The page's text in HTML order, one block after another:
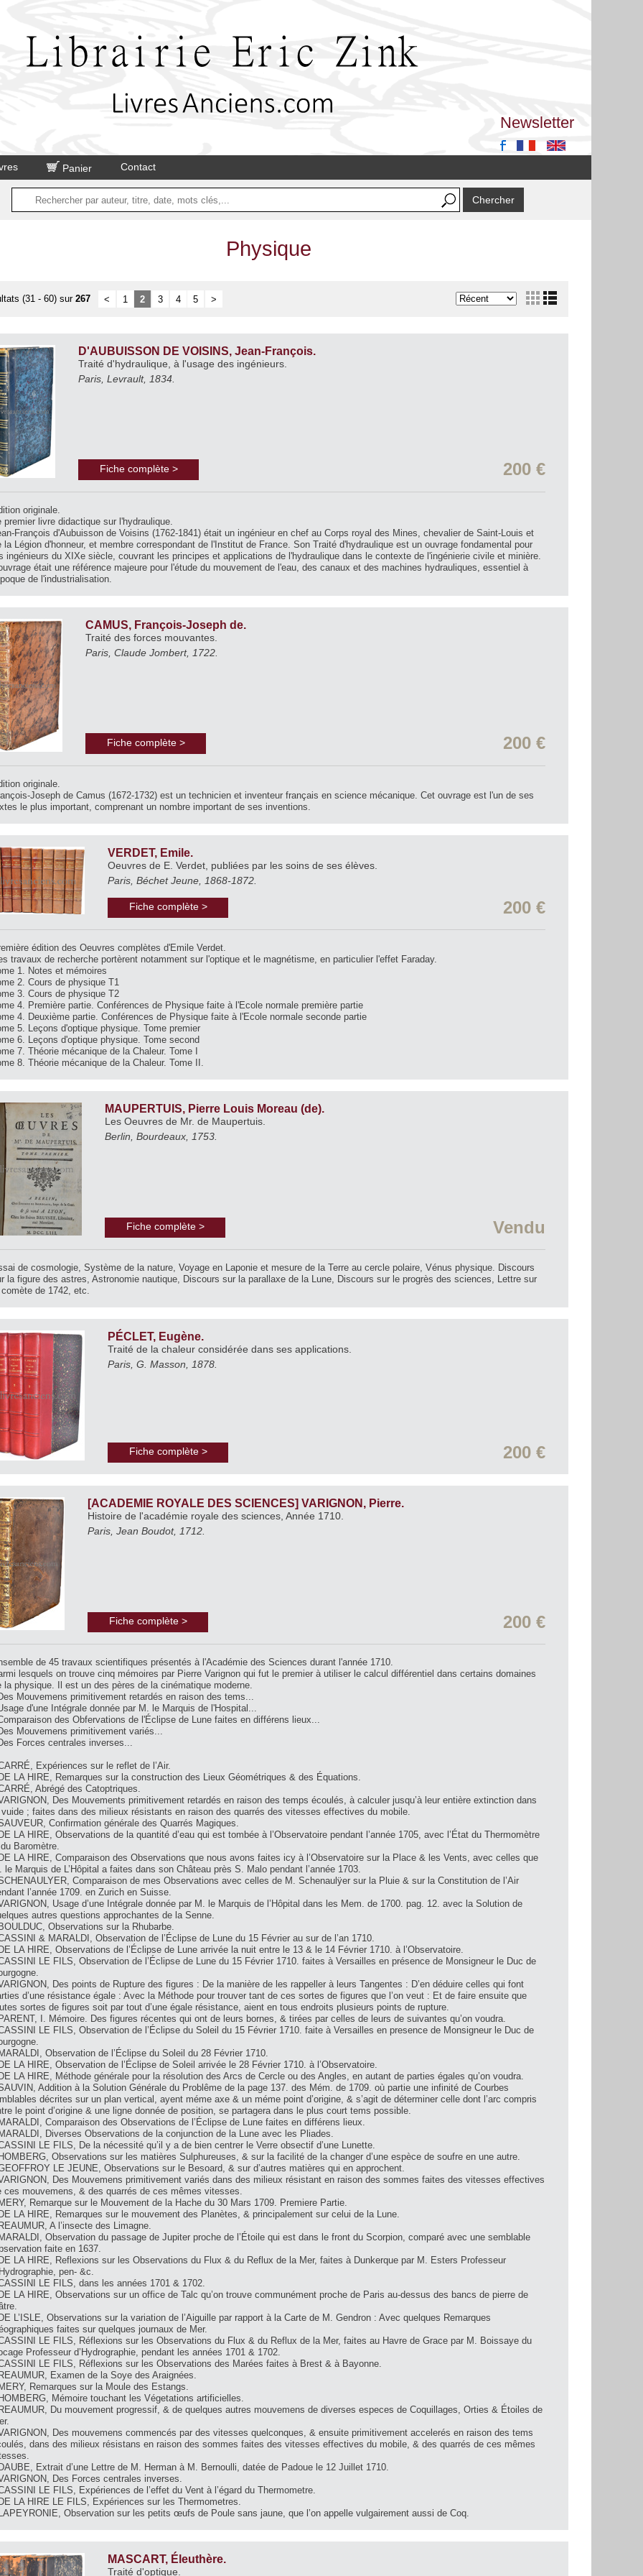
Newsletter
Panier Contact
Physique
(31 - 60) sur 267 < 1 2 3 4 5 >
D'AUBUISSON DE VOISINS, Jean-François.
Traité d'hydraulique, à l'usage des ingénieurs.
Paris, Levrault, 1834.
Fiche complète > 200 €
originale.
premier livre didactique sur l'hydraulique.
François d'Aubuisson de Voisins (1762-1841) était un ingénieur en chef au Corps royal des Mines, chevalier de Saint-Louis et
la Légion d'honneur, et membre correspondant de l'Institut de France. Son Traité d'hydraulique est un ouvrage fondamental pour
ingénieurs du XIXe siècle, couvrant les principes et applications de l'hydraulique dans le contexte de l'ingénierie civile et minière.
était une référence majeure pour l'étude du mouvement de l'eau, des canaux et des machines hydrauliques, essentiel à
de l'industrialisation.
CAMUS, François-Joseph de.
Traité des forces mouvantes.
Paris, Claude Jombert, 1722.
Fiche complète > 200 €
originale.
Joseph de Camus (1672-1732) est un technicien et inventeur français en science mécanique. Cet ouvrage est l'un de ses
le plus important, comprenant un nombre important de ses inventions.
VERDET, Emile.
Oeuvres de E. Verdet, publiées par les soins de ses élèves.
Paris, Béchet Jeune, 1868-1872.
Fiche complète > 200 €
édition des Oeuvres complètes d'Emile Verdet.
travaux de recherche portèrent notamment sur l'optique et le magnétisme, en particulier l'effet Faraday.
1. Notes et mémoires
2. Cours de physique T1
3. Cours de physique T2
4. Première partie. Conférences de Physique faite à l'Ecole normale première partie
4. Deuxième partie. Conférences de Physique faite à l'Ecole normale seconde partie
5. Leçons d'optique physique. Tome premier
6. Leçons d'optique physique. Tome second
7. Théorie mécanique de la Chaleur. Tome I
8. Théorie mécanique de la Chaleur. Tome II.
MAUPERTUIS, Pierre Louis Moreau (de).
Les Oeuvres de Mr. de Maupertuis.
Berlin, Bourdeaux, 1753.
Fiche complète > Vendu
de cosmologie, Système de la nature, Voyage en Laponie et mesure de la Terre au cercle polaire, Vénus physique. Discours
la figure des astres, Astronomie nautique, Discours sur la parallaxe de la Lune, Discours sur le progrès des sciences, Lettre sur
de 1742, etc.
PÉCLET, Eugène.
Traité de la chaleur considérée dans ses applications.
Paris, G. Masson, 1878.
Fiche complète > 200 €
[ACADEMIE ROYALE DES SCIENCES] VARIGNON, Pierre.
Histoire de l'académie royale des sciences, Année 1710.
Paris, Jean Boudot, 1712.
Fiche complète > 200 €
de 45 travaux scientifiques présentés à l'Académie des Sciences durant l'année 1710.
lesquels on trouve cinq mémoires par Pierre Varignon qui fut le premier à utiliser le calcul différentiel dans certains domaines
la physique. Il est un des pères de la cinématique moderne.
Mouvemens primitivement retardés en raison des tems...
d'une Intégrale donnée par M. le Marquis de l'Hospital...
des Obfervations de l'Éclipse de Lune faites en différens lieux...
Mouvemens primitivement variés...
Forces centrales inverses...
Expériences sur le reflet de l’Air.
LA HIRE, Remarques sur la construction des Lieux Géométriques & des Équations.
Abrégé des Catoptriques.
Des Mouvements primitivement retardés en raison des temps écoulés, à calculer jusqu’à leur entière extinction dans
; faites dans des milieux résistants en raison des quarrés des vitesses effectives du mobile.
Confirmation générale des Quarrés Magiques.
LA HIRE, Observations de la quantité d’eau qui est tombée à l’Observatoire pendant l’année 1705, avec l’État du Thermomètre
Baromètre.
LA HIRE, Comparaison des Observations que nous avons faites icy à l’Observatoire sur la Place & les Vents, avec celles que
le Marquis de L’Hôpital a faites dans son Château près S. Malo pendant l’année 1703.
Comparaison de mes Observations avec celles de M. Schenaulÿer sur la Pluie & sur la Constitution de l’Air
l’année 1709. en Zurich en Suisse.
Usage d’une Intégrale donnée par M. le Marquis de l’Hôpital dans les Mem. de 1700. pag. 12. avec la Solution de
autres questions approchantes de la Senne.
Observations sur la Rhubarbe.
& MARALDI, Observation de l’Éclipse de Lune du 15 Février au sur de l’an 1710.
LA HIRE, Observations de l’Éclipse de Lune arrivée la nuit entre le 13 & le 14 Février 1710. à l’Observatoire.
LE FILS, Observation de l’Éclipse de Lune du 15 Février 1710. faites à Versailles en présence de Monsigneur le Duc de
Des points de Rupture des figures : De la manière de les rappeller à leurs Tangentes : D’en déduire celles qui font
d’une résistance égale : Avec la Méthode pour trouver tant de ces sortes de figures que l’on veut : Et de faire ensuite que
sortes de figures soit par tout d’une égale résistance, aient en tous endroits plusieurs points de rupture.
I. Mémoire. Des figures récentes qui ont de leurs bornes, & tirées par celles de leurs de suivantes qu’on voudra.
LE FILS, Observation de l’Éclipse du Soleil du 15 Février 1710. faite à Versailles en presence de Monsigneur le Duc de
Observation de l’Éclipse du Soleil du 28 Février 1710.
LA HIRE, Observation de l’Éclipse de Soleil arrivée le 28 Février 1710. à l’Observatoire.
LA HIRE, Méthode générale pour la résolution des Arcs de Cercle ou des Angles, en autant de parties égales qu’on voudra.
Addition à la Solution Générale du Problême de la page 137. des Mém. de 1709. où partie une infinité de Courbes
décrites sur un plan vertical, ayent méme axe & un méme point d’origine, & s’agit de déterminer celle dont l’arc compris
le point d’origine & une ligne donnée de position, se partagera dans le plus court tems possible.
Comparaison des Observations de l’Éclipse de Lune faites en différens lieux.
Diverses Observations de la conjunction de la Lune avec les Pliades.
LE FILS, De la nécessité qu’il y a de bien centrer le Verre obsectif d’une Lunette.
Observations sur les matières Sulphureuses, & sur la facilité de la changer d’une espèce de soufre en une autre.
LE JEUNE, Observations sur le Besoard, & sur d’autres matières qui en approchent.
Des Mouvemens primitivement variés dans des milieux résistant en raison des sommes faites des vitesses effectives
ces mouvemens, & des quarrés de ces mêmes vitesses.
Remarque sur le Mouvement de la Hache du 30 Mars 1709. Premiere Partie.
LA HIRE, Remarques sur le mouvement des Planètes, & principalement sur celui de la Lune.
A l’insecte des Limagne.
Observation du passage de Jupiter proche de l’Étoile qui est dans le front du Scorpion, comparé avec une semblable
faite en 1637.
LA HIRE, Reflexions sur les Observations du Flux & du Reflux de la Mer, faites à Dunkerque par M. Esters Professeur
pen- &c.
LE FILS, dans les années 1701 & 1702.
LA HIRE, Observations sur un office de Talc qu’on trouve communément proche de Paris au-dessus des bancs de pierre de
L’ISLE, Observations sur la variation de l’Aiguille par rapport à la Carte de M. Gendron : Avec quelques Remarques
faites sur quelques journaux de Mer.
LE FILS, Réflexions sur les Observations du Flux & du Reflux de la Mer, faites au Havre de Grace par M. Boissaye du
Professeur d’Hydrographie, pendant les années 1701 & 1702.
LE FILS, Réflexions sur les Observations des Marées faites à Brest & à Bayonne.
Examen de la Soye des Araignées.
Remarques sur la Moule des Estangs.
Mémoire touchant les Végetations artificielles.
Du mouvement progressif, & de quelques autres mouvemens de diverses especes de Coquillages, Orties & Étoiles de
Des mouvemens commencés par des vitesses quelconques, & ensuite primitivement accelerés en raison des tems
dans des milieux résistans en raison des sommes faites des vitesses effectives du mobile, & des quarrés de ces mêmes
Extrait d’une Lettre de M. Herman à M. Bernoulli, datée de Padoue le 12 Juillet 1710.
Des Forces centrales inverses.
LE FILS, Expériences de l’effet du Vent à l’égard du Thermometre.
LA HIRE LE FILS, Expériences sur les Thermometres.
Observation sur les petits œufs de Poule sans jaune, que l’on appelle vulgairement aussi de Coq.
MASCART, Éleuthère.
Traité d'optique.